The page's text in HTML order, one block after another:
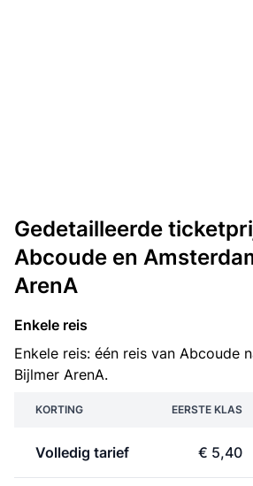
Gedetailleerde
Abcoude en
ArenA
Enkele reis
Enkele reis: één reis van Abcoude
Bijlmer ArenA.
KORTING EERSTE KLAS
Volledig tarief € 5,40